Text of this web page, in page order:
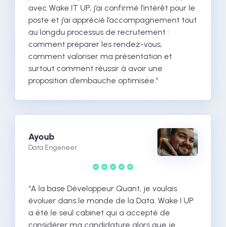
avec Wake IT UP, j’ai confirmé l’intérêt pour le
poste et j’ai apprécié l’accompagnement tout
au longdu processus de recrutement :
comment préparer les rendez-vous,
comment valoriser ma présentation et
surtout comment réussir à avoir une
proposition d’embauche optimisée.”
Ayoub
Data Engeneer
“A la base Développeur Quant, je voulais
évoluer dans le monde de la Data. Wake I UP
a été le seul cabinet qui a accepté de
considérer ma candidature alors que je